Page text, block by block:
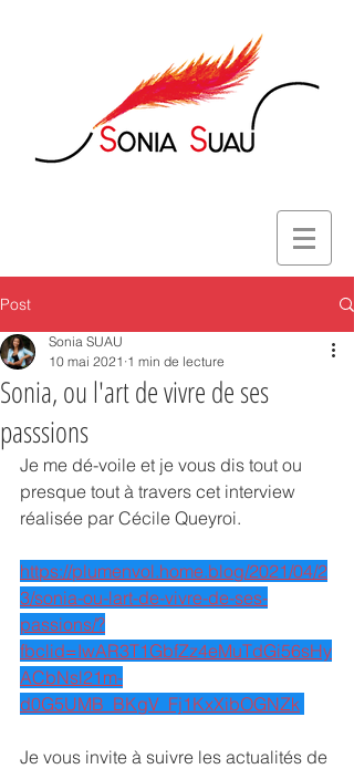
Post
Sonia, ou l'art de vivre de ses
passsions
Sonia SUAU
10 mai 2021 1 min de lecture
Je me dé-voile et je vous dis tout ou
presque tout à travers cet interview
réalisée par Cécile Queyroi.
https://plumenvol.home.blog/2021/04/2
3/sonia-ou-lart-de-vivre-de-ses-
passions/?
fbclid=IwAR3T1GbfZz4eMuTdGi56sHy
ACbNsl21m-
d0G5UMB_BKgV_Fj1KxXibOGNZk
Je vous invite à suivre les actualités de